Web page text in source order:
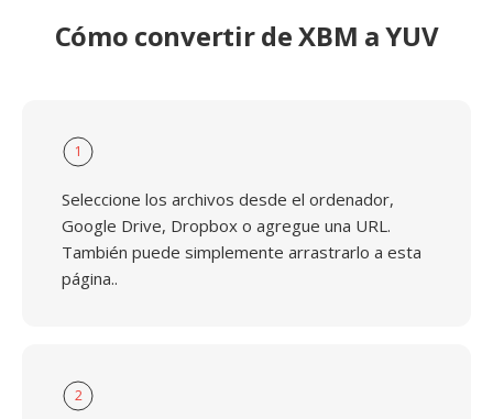
Cómo convertir de XBM a YUV
1
Seleccione los archivos desde el ordenador,
Google Drive, Dropbox o agregue una URL.
También puede simplemente arrastrarlo a esta
página..
2